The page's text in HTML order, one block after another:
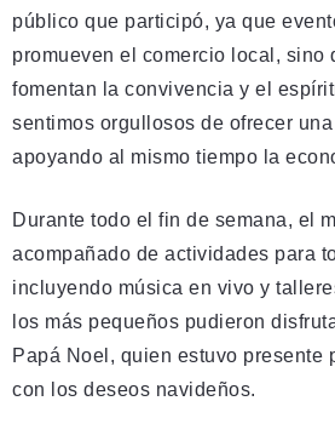
público que participó, ya que
promueven el comercio local, sino
fomentan la convivencia y el
sentimos orgullosos de ofrecer
apoyando al mismo tiempo la
Durante todo el fin de semana, el
acompañado de actividades para
incluyendo música en vivo y
los más pequeños pudieron
Papá Noel, quien estuvo presente
con los deseos navideños.